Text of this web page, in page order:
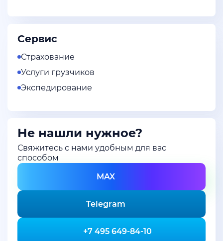
Сервис
Страхование
Услуги грузчиков
Экспедирование
Не нашли нужное?
Свяжитесь с нами удобным для вас
способом
MAX
Telegram
+7 495 649-84-10